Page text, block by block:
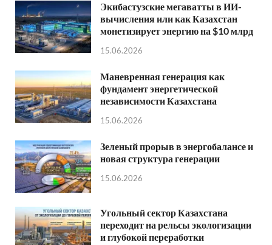
Экибастузские мегаватты в ИИ-
вычисления или как Казахстан
монетизирует энергию на $10 млрд
15.06.2026
Маневренная генерация как
фундамент энергетической
независимости Казахстана
15.06.2026
Зеленый прорыв в энергобалансе и
новая структура генерации
15.06.2026
Угольный сектор Казахстана
переходит на рельсы экологизации
и глубокой переработки